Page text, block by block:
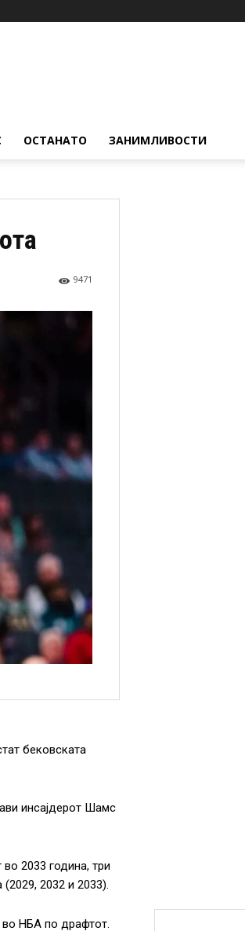
ОСТАНАТО ЗАНИМЛИВОСТИ
9471
бековската
инсајдерот Шамс
2033 година, три
2032 и 2033).
во НБА по драфтот.